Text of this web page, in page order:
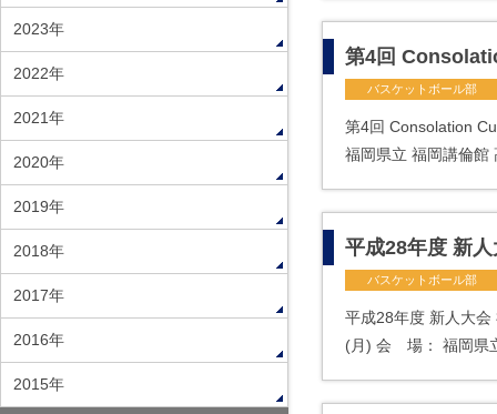
第4回
バスケットボール部
第4回 Consolation
福岡県立 福岡講
平成28年度 新
バスケットボール部
平成28年度 新人大
(月) 会 場： 福岡
2023年
2022年
2021年
2020年
2019年
2018年
2017年
2016年
2015年